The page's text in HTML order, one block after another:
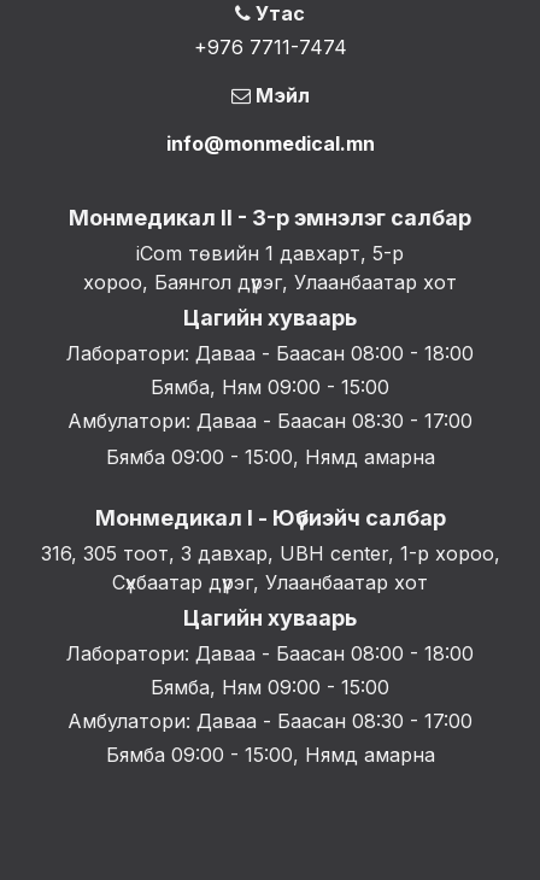
Утас
+976 7711-7474
Мэйл
info@monmedical.mn
Монмедикал II - 3-р эмнэлэг салбар
iCom төвийн 1 давхарт, 5-р
хороо, Баянгол дүүрэг, Улаанбаатар хот
Цагийн хуваарь
Лаборатори: Даваа - Баасан 08:00 - 18:00
Бямба, Ням 09:00 - 15:00
Амбулатори: Даваа - Баасан 08:30 - 17:00
Бямба 09:00 - 15:00, Нямд амарна
Монмедикал I - Юүбиэйч салбар
316, 305 тоот, 3 давхар, UBH center, 1-р хороо,
Сүхбаатар дүүрэг, Улаанбаатар хот
Цагийн хуваарь
Лаборатори: Даваа - Баасан 08:00 - 18:00
Бямба, Ням 09:00 - 15:00
Амбулатори: Даваа - Баасан 08:30 - 17:00
Бямба 09:00 - 15:00, Нямд амарна